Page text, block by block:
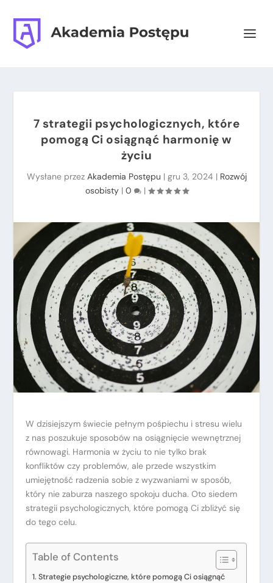
7 strategii psychologicznych, które
pomogą Ci osiągnąć harmonię w
życiu
Wysłane przez Akademia Postępu | gru 3, 2024 | Rozwój
osobisty| 0 |
W dzisiejszym świecie pełnym pośpiechu i stresu wielu
z nas poszukuje sposobów na osiągnięcie wewnętrznej
równowagi. Harmonia w życiu to nie tylko brak
konfliktów czy problemów, ale przede wszystkim
umiejętność radzenia sobie z wyzwaniami w sposób,
który nie zaburza naszego spokoju ducha. Oto siedem
strategii psychologicznych, które pomogą Ci zbliżyć się
do tego celu.
Table of Contents
Strategie psychologiczne, które pomogą Ci osiągnąć